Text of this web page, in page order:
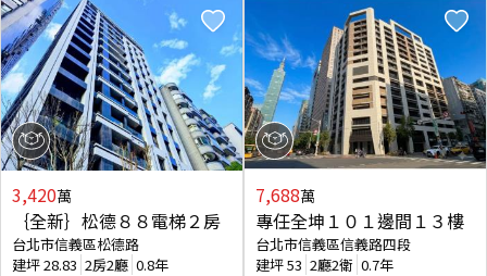
3,420萬
｛全新｝松德８８電梯２房
台北市信義區松德路
建坪28.83 2房2廳 0.8年
7,688萬
專任全坤１０１邊間１３樓
台北市信義區信義路四段
建坪53 2廳2衛 0.7年